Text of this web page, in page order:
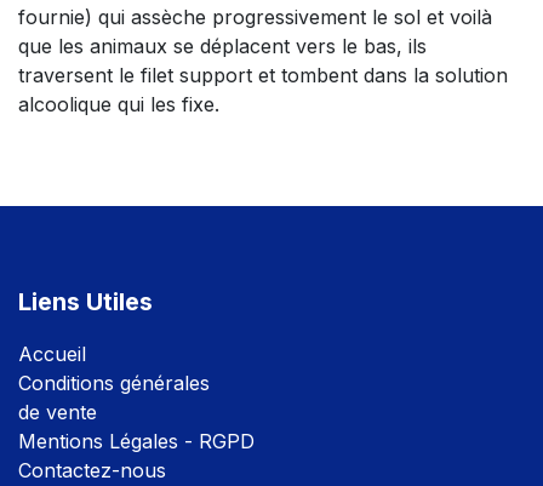
fournie) qui assèche progressivement le sol et voilà
que les animaux se déplacent vers le bas, ils
traversent le filet support et tombent dans la solution
alcoolique qui les fixe.
Liens Utiles
Accueil
Conditions générales
de vente
Mentions Légales - RGPD
Contactez-nous